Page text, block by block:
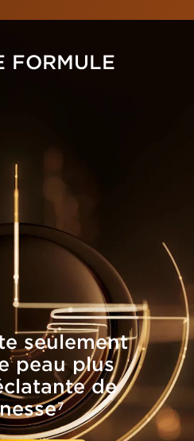
FORMULE
seulement
peau plus
de
7